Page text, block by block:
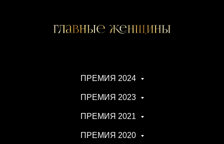
ПРЕМИЯ 2024
ПРЕМИЯ 2023
ПРЕМИЯ 2021
ПРЕМИЯ 2020